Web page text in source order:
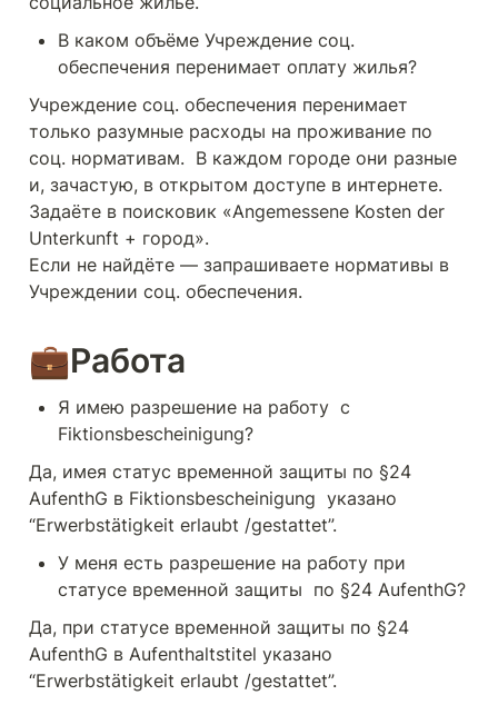
В каком объёме Учреждение соц.
обеспечения перенимает оплату жилья?
Учреждение соц. обеспечения перенимает
только разумные расходы на проживание по
соц. нормативам.  В каждом городе они разные
и, зачастую, в открытом доступе в интернете.
Задаёте в поисковик «Angemessene Kosten der
Unterkunft + город».
Если не найдёте — запрашиваете нормативы в
Учреждении соц. обеспечения.
💼Работа
Я имею разрешение на работу  с
Fiktionsbescheinigung?
Да, имея статус временной защиты по §24
AufenthG в Fiktionsbescheinigung  указано
“Erwerbstätigkeit erlaubt /gestattet”.
У меня есть разрешение на работу при
статусе временной защиты  по §24 AufenthG?
Да, при статусе временной защиты по §24
AufenthG в Aufenthaltstitel указано
“Erwerbstätigkeit erlaubt /gestattet”.